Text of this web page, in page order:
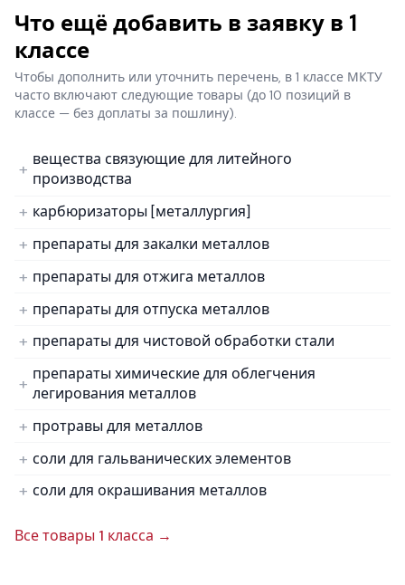
Что ещё добавить в заявку в 1
классе
Чтобы дополнить или уточнить перечень, в 1 классе МКТУ
часто включают следующие товары (до 10 позиций в
классе — без доплаты за пошлину).
вещества связующие для литейного
производства
карбюризаторы [металлургия]
препараты для закалки металлов
препараты для отжига металлов
препараты для отпуска металлов
препараты для чистовой обработки стали
препараты химические для облегчения
легирования металлов
протравы для металлов
соли для гальванических элементов
соли для окрашивания металлов
Все товары 1 класса →